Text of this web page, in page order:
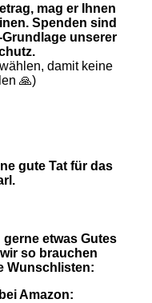
mag er Ihnen
Spenden sind
unserer
damit keine
🙏)
gute Tat für das
etwas Gutes
so brauchen
Wunschlisten:
Amazon: